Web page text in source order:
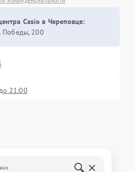
Casio в Череповце:
Победы, 200
21:00